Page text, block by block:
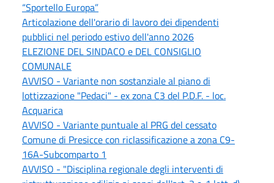
“Sportello Europa”
Articolazione dell'orario di lavoro dei dipendenti
pubblici nel periodo estivo dell'anno 2026
ELEZIONE DEL SINDACO e DEL CONSIGLIO
COMUNALE
AVVISO - Variante non sostanziale al piano di
lottizzazione "Pedaci" - ex zona C3 del P.D.F. - loc.
Acquarica
AVVISO - Variante puntuale al PRG del cessato
Comune di Presicce con riclassificazione a zona C9-
16A-Subcomparto 1
AVVISO - "Disciplina regionale degli interventi di